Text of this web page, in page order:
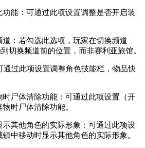
功能：可通过此项设置调整是否开启装
道：若勾选此选项，玩家在切换频道
切换频道前的位置，而非赛利亚旅馆。
通过此项设置调整角色技能栏，物品快
时尸体清除功能：可通过此项设置（开
时尸体清除功能。
示其他角色的实际形象：可通过此项设
中移动时显示其他角色的实际形象。